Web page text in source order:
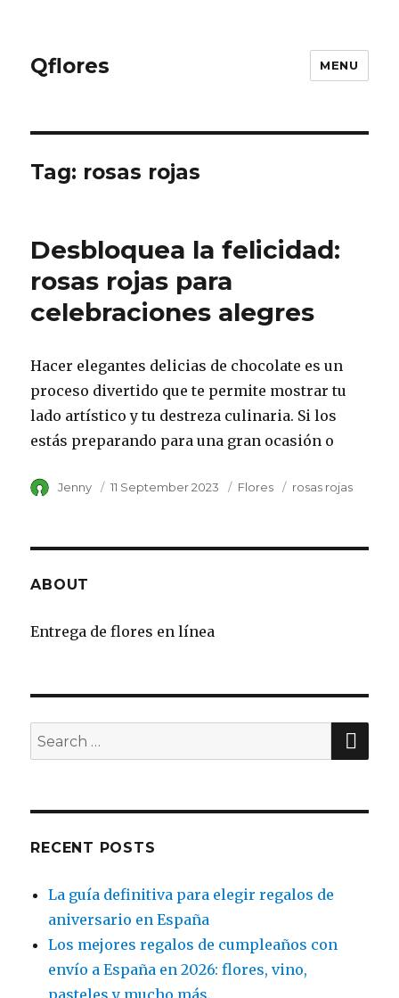
Qflores MENU
Tag: rosas rojas
Desbloquea la felicidad:
rosas rojas para
celebraciones alegres
Hacer elegantes delicias de chocolate es un
proceso divertido que te permite mostrar tu
lado artístico y tu destreza culinaria. Si los
estás preparando para una gran ocasión o
Author
Jenny
Posted
11 September 2023 Category
Flores Tags
rosas rojas
ABOUT
Entrega de flores en línea
Search
for:
RECENT POSTS
La guía definitiva para elegir regalos de
aniversario en España
Los mejores regalos de cumpleaños con
envío a España en 2026: flores, vino,